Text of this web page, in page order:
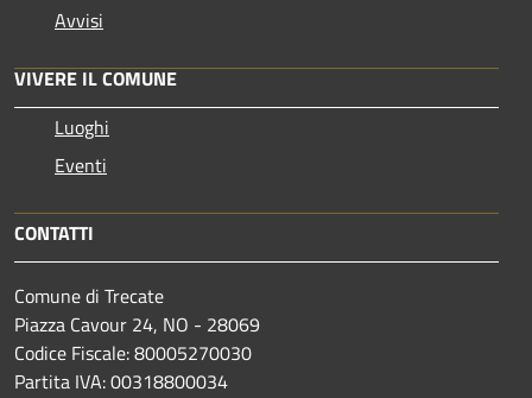
Avvisi
VIVERE IL COMUNE
Luoghi
Eventi
CONTATTI
Comune di Trecate
Piazza Cavour 24, NO - 28069
Codice Fiscale: 80005270030
Partita IVA: 00318800034